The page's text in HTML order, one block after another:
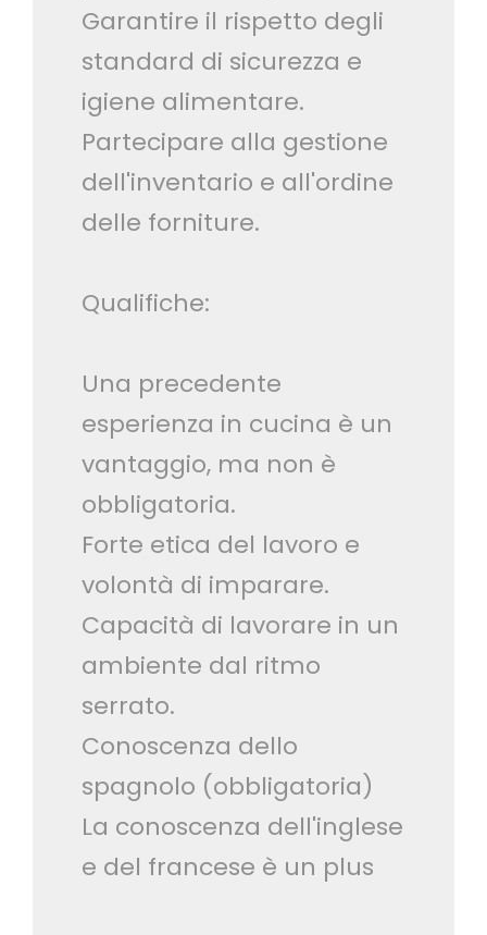
Garantire il rispetto degli
standard di sicurezza e
igiene alimentare.
Partecipare alla gestione
dell'inventario e all'ordine
delle forniture.
Qualifiche:
Una precedente
esperienza in cucina è un
vantaggio, ma non è
obbligatoria.
Forte etica del lavoro e
volontà di imparare.
Capacità di lavorare in un
ambiente dal ritmo
serrato.
Conoscenza dello
spagnolo (obbligatoria)
La conoscenza dell'inglese
e del francese è un plus